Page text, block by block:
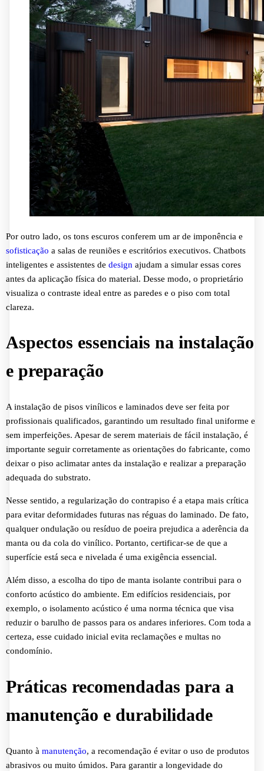
Por outro lado, os tons escuros conferem um ar de imponência e
sofisticação a salas de reuniões e escritórios executivos. Chatbots
inteligentes e assistentes de design ajudam a simular essas cores
antes da aplicação física do material. Desse modo, o proprietário
visualiza o contraste ideal entre as paredes e o piso com total
clareza.
Aspectos essenciais na instalação
e preparação
A instalação de pisos vinílicos e laminados deve ser feita por
profissionais qualificados, garantindo um resultado final uniforme e
sem imperfeições. Apesar de serem materiais de fácil instalação, é
importante seguir corretamente as orientações do fabricante, como
deixar o piso aclimatar antes da instalação e realizar a preparação
adequada do substrato.
Nesse sentido, a regularização do contrapiso é a etapa mais crítica
para evitar deformidades futuras nas réguas do laminado. De fato,
qualquer ondulação ou resíduo de poeira prejudica a aderência da
manta ou da cola do vinílico. Portanto, certificar-se de que a
superfície está seca e nivelada é uma exigência essencial.
Além disso, a escolha do tipo de manta isolante contribui para o
conforto acústico do ambiente. Em edifícios residenciais, por
exemplo, o isolamento acústico é uma norma técnica que visa
reduzir o barulho de passos para os andares inferiores. Com toda a
certeza, esse cuidado inicial evita reclamações e multas no
condomínio.
Práticas recomendadas para a
manutenção e durabilidade
Quanto à manutenção, a recomendação é evitar o uso de produtos
abrasivos ou muito úmidos. Para garantir a longevidade do